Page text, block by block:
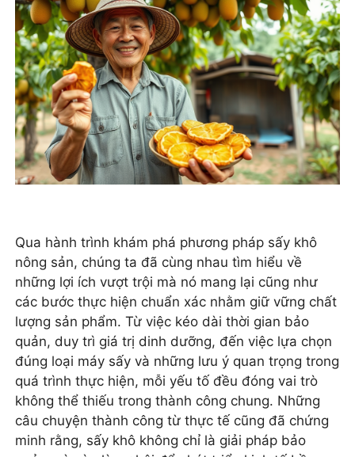
Qua hành trình khám phá phương pháp sấy khô
nông sản, chúng ta đã cùng nhau tìm hiểu về
những lợi ích vượt trội mà nó mang lại cũng như
các bước thực hiện chuẩn xác nhằm giữ vững chất
lượng sản phẩm. Từ việc kéo dài thời gian bảo
quản, duy trì giá trị dinh dưỡng, đến việc lựa chọn
đúng loại máy sấy và những lưu ý quan trọng trong
quá trình thực hiện, mỗi yếu tố đều đóng vai trò
không thể thiếu trong thành công chung. Những
câu chuyện thành công từ thực tế cũng đã chứng
minh rằng, sấy khô không chỉ là giải pháp bảo